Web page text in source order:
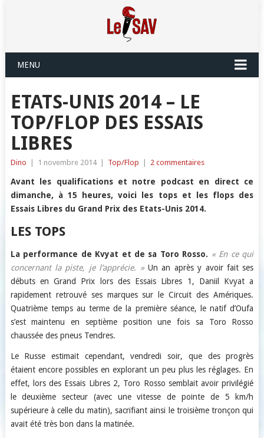
MENU
ETATS-UNIS 2014 – LE
TOP/FLOP DES ESSAIS
LIBRES
Dino 1 novembre 2014 Top/Flop 2 commentaires
Avant les qualifications et notre podcast en direct ce
dimanche, à 15 heures, voici les tops et les flops des
Essais Libres du Grand Prix des Etats-Unis 2014.
LES TOPS
La performance de Kvyat et de sa Toro Rosso. « En ce qui
concernant la piste, je l’apprécie. »Un an après y avoir fait ses
débuts en Grand Prix lors des Essais Libres 1, Daniil Kvyat a
rapidement retrouvé ses marques sur le Circuit des Amériques.
Quatrième temps au terme de la première séance, le natif d’Oufa
s’est maintenu en septième position une fois sa Toro Rosso
chaussée des pneus Tendres.
Le Russe estimait cependant, vendredi soir, que des progrès
étaient encore possibles en explorant un peu plus les réglages. En
effet, lors des Essais Libres 2, Toro Rosso semblait avoir privilégié
le deuxième secteur (avec une vitesse de pointe de 5 km/h
supérieure à celle du matin), sacrifiant ainsi le troisième tronçon qui
avait été très bon dans la matinée.